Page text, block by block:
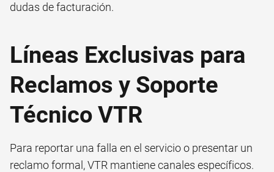
dudas de facturación.
Líneas Exclusivas para
Reclamos y Soporte
Técnico VTR
Para reportar una falla en el servicio o presentar un
reclamo formal, VTR mantiene canales específicos.